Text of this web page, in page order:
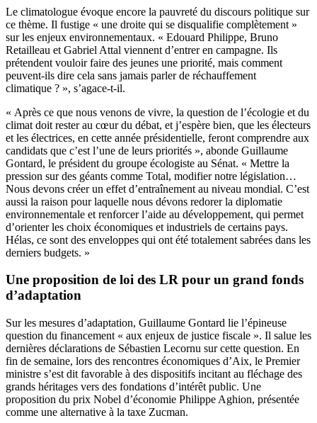
Le climatologue évoque encore la pauvreté du discours politique sur
ce thème. Il fustige « une droite qui se disqualifie complètement »
sur les enjeux environnementaux. « Edouard Philippe, Bruno
Retailleau et Gabriel Attal viennent d’entrer en campagne. Ils
prétendent vouloir faire des jeunes une priorité, mais comment
peuvent-ils dire cela sans jamais parler de réchauffement
climatique ? », s’agace-t-il.
« Après ce que nous venons de vivre, la question de l’écologie et du
climat doit rester au cœur du débat, et j’espère bien, que les électeurs
et les électrices, en cette année présidentielle, feront comprendre aux
candidats que c’est l’une de leurs priorités », abonde Guillaume
Gontard, le président du groupe écologiste au Sénat. « Mettre la
pression sur des géants comme Total, modifier notre législation…
Nous devons créer un effet d’entraînement au niveau mondial. C’est
aussi la raison pour laquelle nous dévons redorer la diplomatie
environnementale et renforcer l’aide au développement, qui permet
d’orienter les choix économiques et industriels de certains pays.
Hélas, ce sont des enveloppes qui ont été totalement sabrées dans les
derniers budgets. »
Une proposition de loi des LR pour un grand fonds
d’adaptation
Sur les mesures d’adaptation, Guillaume Gontard lie l’épineuse
question du financement « aux enjeux de justice fiscale ». Il salue les
dernières déclarations de Sébastien Lecornu sur cette question. En
fin de semaine, lors des rencontres économiques d’Aix, le Premier
ministre s’est dit favorable à des dispositifs incitant au fléchage des
grands héritages vers des fondations d’intérêt public. Une
proposition du prix Nobel d’économie Philippe Aghion, présentée
comme une alternative à la taxe Zucman.